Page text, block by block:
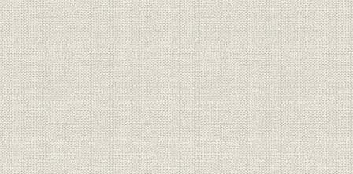
1.労働問題の登場
2.太田光熙社長と「積極経営」
第3節 新京阪鉄道の開業と運輸網の整備・拡張
1.新京阪鉄道の開業
2.大阪市内の延伸計画